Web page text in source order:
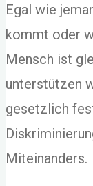
Egal wie
kommt oder
Mensch ist
unterstützen
gesetzlich
Miteinanders.